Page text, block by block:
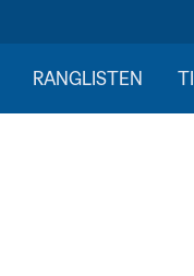
RANGLISTEN